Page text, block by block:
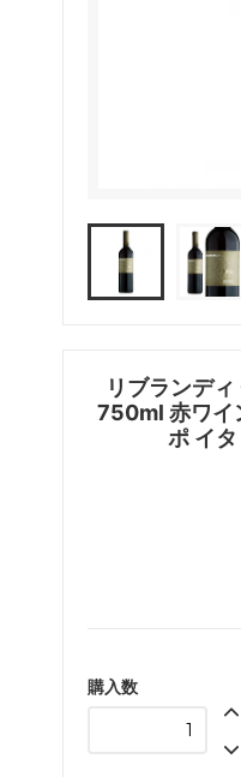
リブランデ
750ml 赤ワイ
ポ イ
購入数